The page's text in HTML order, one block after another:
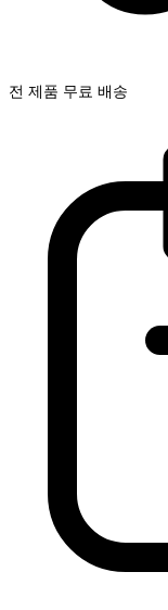
전 제품 무료 배송